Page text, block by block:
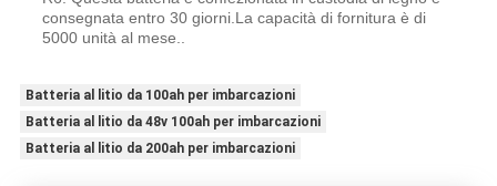
consegnata entro 30 giorni.La capacità di fornitura è di
5000 unità al mese..
Batteria al litio da 100ah per imbarcazioni
Batteria al litio da 48v 100ah per imbarcazioni
Batteria al litio da 200ah per imbarcazioni